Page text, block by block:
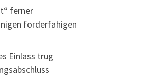
ferner
forderfahigen
Einlass trug